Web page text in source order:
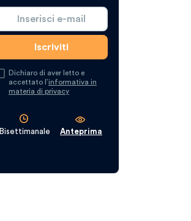
Dichiaro di aver letto e
accettato l’informativa in
materia di privacy
Bisettimanale Anteprima